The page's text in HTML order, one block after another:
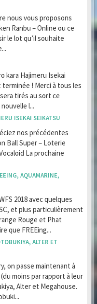
nous vous proposons
Ranbu – Online ou ce
le lot qu’il souhaite
kara Hajimeru Isekai
! Merci à tous les
tirés au sort ce
l...
ISEKAI SEIKATSU
nos précédentes
Ball Super – Loterie
La prochaine
AQUAMARINE,
2018 avec quelques
et plus particulièrement
Rouge et Phat
que FREEing...
ALTER ET
on passe maintenant à
moins par rapport à leur
Alter et Megahouse.